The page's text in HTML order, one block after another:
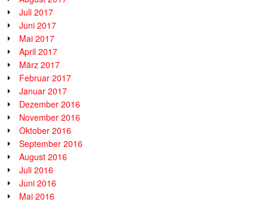
Juli 2017
Juni 2017
Mai 2017
April 2017
März 2017
Februar 2017
Januar 2017
Dezember 2016
November 2016
Oktober 2016
September 2016
August 2016
Juli 2016
Juni 2016
Mai 2016